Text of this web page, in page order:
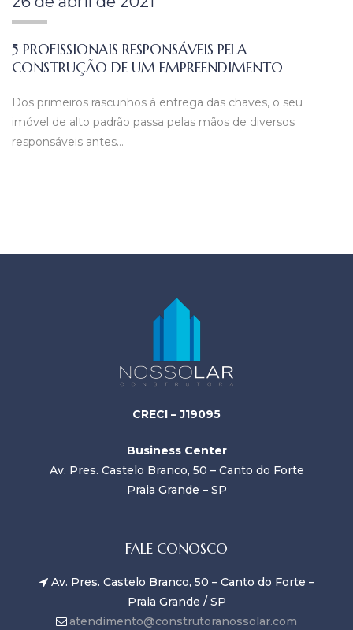
5 PROFISSIONAIS RESPONSÁVEIS PELA
CONSTRUÇÃO DE UM EMPREENDIMENTO
Dos primeiros rascunhos à entrega das chaves, o seu
imóvel de alto padrão passa pelas mãos de diversos
responsáveis antes…
CRECI – J19095
Business Center
Av. Pres. Castelo Branco, 50 – Canto do Forte
Praia Grande – SP
FALE CONOSCO
Av. Pres. Castelo Branco, 50 – Canto do Forte –
Praia Grande / SP
atendimento@construtoranossolar.com